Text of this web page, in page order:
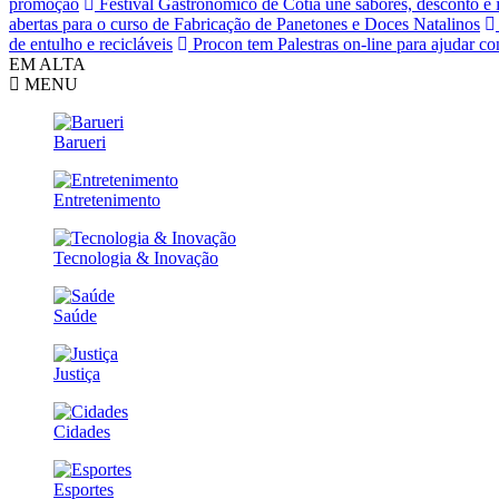
abertas para o curso de Fabricação de Panetones e Doces Natalinos
de entulho e recicláveis
Procon tem Palestras on-line para ajudar
EM ALTA
MENU
Barueri
Entretenimento
Tecnologia & Inovação
Saúde
Justiça
Cidades
Esportes